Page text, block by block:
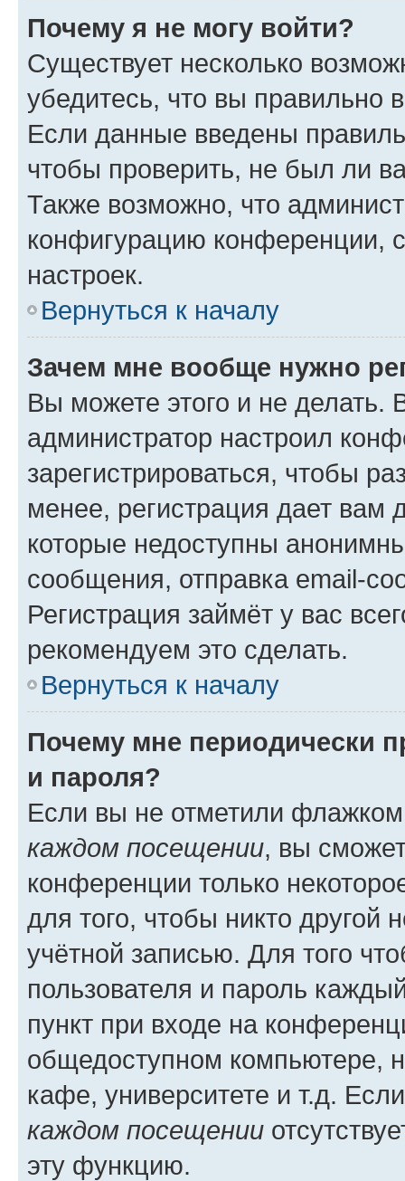
Почему я не могу войти?
Существует несколько
убедитесь, что вы правильно
Если данные введены
чтобы проверить, не был ли
Также возможно, что
конфигурацию конференции,
настроек.
Вернуться к началу
Зачем мне вообще нужно
Вы можете этого и не делать.
администратор настроил
зарегистрироваться, чтобы
менее, регистрация дает вам
которые недоступны
сообщения, отправка email-
Регистрация займёт у вас
рекомендуем это сделать.
Вернуться к началу
Почему мне периодически
и пароля?
Если вы не отметили
каждом посещении, вы
конференции только
для того, чтобы никто другой
учётной записью. Для того
пользователя и пароль
пункт при входе на
общедоступном компьютере,
кафе, университете и т.д.
каждом посещении
эту функцию.